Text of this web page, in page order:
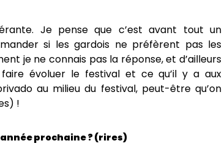
Je pense que c’est avant tout un
si les gardois ne préfèrent pas les
je ne connais pas la réponse, et d’ailleurs
évoluer le festival et ce qu’il y a aux
au milieu du festival, peut-être qu’on
!
prochaine ? (rires)